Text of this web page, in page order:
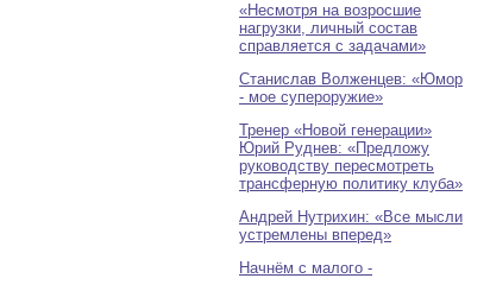
«Несмотря на возросшие
нагрузки, личный состав
справляется с задачами»
Станислав Волженцев: «Юмор
- мое супероружие»
Тренер «Новой генерации»
Юрий Руднев: «Предложу
руководству пересмотреть
трансферную политику клуба»
Андрей Нутрихин: «Все мысли
устремлены вперед»
Начнём с малого -